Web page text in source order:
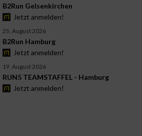
B2Run Gelsenkirchen
Jetzt anmelden!
25. August 2026
B2Run Hamburg
Jetzt anmelden!
19. August 2026
RUN5 TEAMSTAFFEL - Hamburg
Jetzt anmelden!